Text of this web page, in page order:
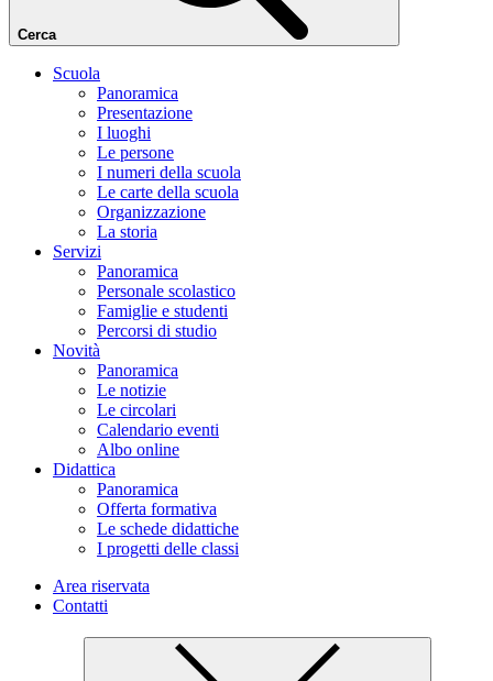
Cerca
Scuola
Panoramica
Presentazione
I luoghi
Le persone
I numeri della scuola
Le carte della scuola
Organizzazione
La storia
Servizi
Panoramica
Personale scolastico
Famiglie e studenti
Percorsi di studio
Novità
Panoramica
Le notizie
Le circolari
Calendario eventi
Albo online
Didattica
Panoramica
Offerta formativa
Le schede didattiche
I progetti delle classi
Area riservata
Contatti